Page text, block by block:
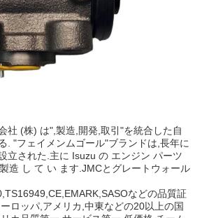
社 (株) は",製造,開発,取引"を統合した自
. "フェイメンムゴール"ブランドは,長年に
立された.主に Isuzu の エンジン パーツ
造 し て い ます.JMCとグレートウォール
などの品質証
ロッパ,アメリカ,中東などの20以上の国